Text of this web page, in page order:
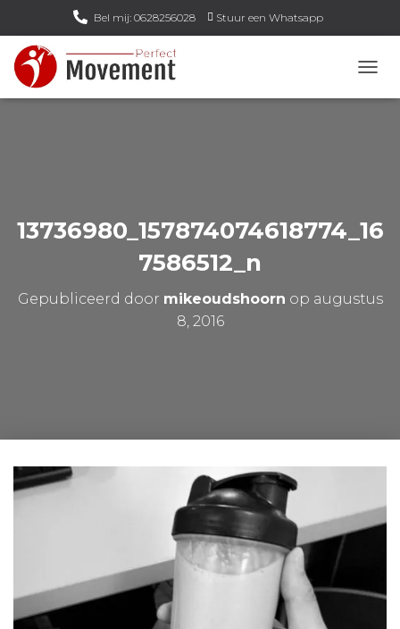
Bel mij: 0628256028 Stuur een Whatsapp
Email mij: info@perfect-movement.nl
A
W
E
13736980_157874074618774_16
7586512_n
Gepubliceerd door mikeoudshoorn op augustus
8, 2016